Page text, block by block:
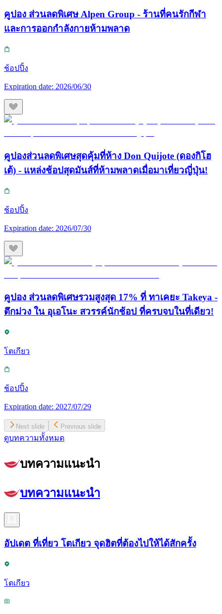
คูปอง ส่วนลดพิเศษ Alpen Group - ร้านที่คนรักกีฬา
และการออกกำลังกายห้ามพลาด
ช้อปปิ้ง
Expiration date: 2026/06/30
คูปองส่วนลดพิเศษสุดคุ้มที่ห้าง Don Quijote (ดองกิโฮ
เต้) - แหล่งช้อปสุดมันส์ที่ห้ามพลาดเมื่อมาเที่ยวญี่ปุ่น!
ช้อปปิ้ง
Expiration date: 2026/07/30
คูปอง ส่วนลดพิเศษรวมสูงสุด 17% ที่ ทาเคยะ Takeya -
ตึกม่วง ใน อุเอโนะ สวรรค์นักช้อป ที่ครบจบในที่เดียว!
โตเกียว
ช้อปปิ้ง
Expiration date: 2027/07/29
Next slide Previous slide
ดูบทความทั้งหมด
บทความแนะนำ
บทความแนะนำ
อัปเดต ที่เที่ยว โตเกียว จุดฮิตที่ต้องไปให้ได้สักครั้ง
โตเกียว